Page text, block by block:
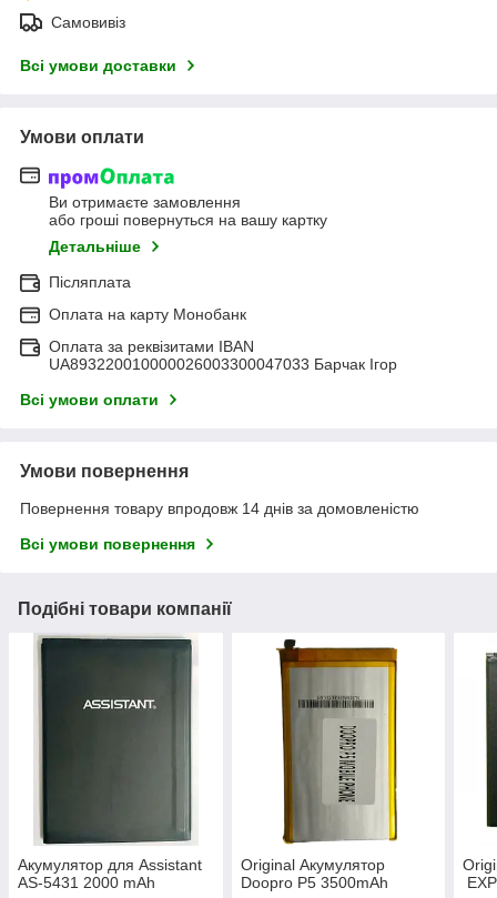
Самовивіз
Всі умови доставки
Умови оплати
Ви отримаєте замовлення
або гроші повернуться на вашу картку
Детальніше
Післяплата
Оплата на карту Монобанк
Оплата за реквізитами IBAN
UA893220010000026003300047033 Барчак Ігор
Всі умови оплати
Умови повернення
Повернення товару впродовж 14 днів за домовленістю
Всі умови повернення
Подібні товари компанії
Акумулятор для Assistant
AS-5431 2000 mAh
Оriginal Акумулятор
Doopro P5 3500mAh